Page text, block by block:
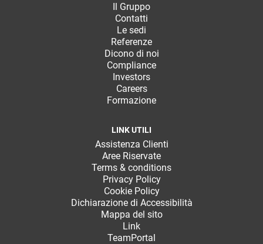
Il Gruppo
Contatti
Le sedi
Referenze
Dicono di noi
Compliance
Investors
Careers
Formazione
LINK UTILI
Assistenza Clienti
Aree Riservate
Terms & conditions
Privacy Policy
Cookie Policy
Dichiarazione di Accessibilità
Mappa del sito
Link
TeamPortal